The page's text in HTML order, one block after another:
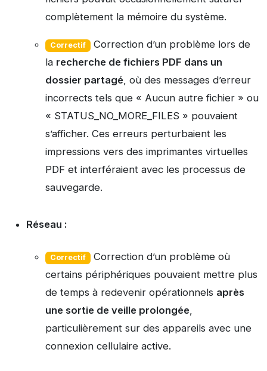
complètement la mémoire du système.
Correctif
Correction d’un problème lors de
la recherche de fichiers PDF dans un
dossier partagé, où des messages d’erreur
incorrects tels que « Aucun autre fichier » ou
« STATUS_NO_MORE_FILES » pouvaient
s’afficher. Ces erreurs perturbaient les
impressions vers des imprimantes virtuelles
PDF et interféraient avec les processus de
sauvegarde.
Réseau :
Correctif
Correction d’un problème où
certains périphériques pouvaient mettre plus
de temps à redevenir opérationnels après
une sortie de veille prolongée,
particulièrement sur des appareils avec une
connexion cellulaire active.